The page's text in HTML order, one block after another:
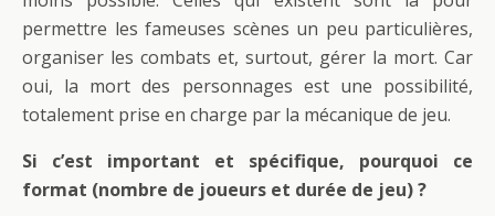
permettre les fameuses scènes un peu particulières,
organiser les combats et, surtout, gérer la mort. Car
oui, la mort des personnages est une possibilité,
totalement prise en charge par la mécanique de jeu.
Si c’est important et spécifique, pourquoi ce
format (nombre de joueurs et durée de jeu) ?